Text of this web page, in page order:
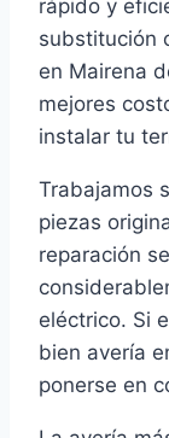
rápido y
substitución
en Mairena
mejores
instalar tu
Trabajamos
piezas
reparación
eléctrico. Si
bien avería
ponerse en